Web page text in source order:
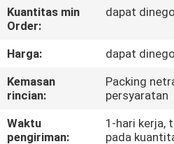
KONTROL
KUALITAS
HUBUNGI
KAMI
Kuantitas min
Order:
dapat
Harga:
dapat
Kemasan
rincian:
Packing
persyaratan
Waktu
pengiriman:
1-hari kerja,
pada